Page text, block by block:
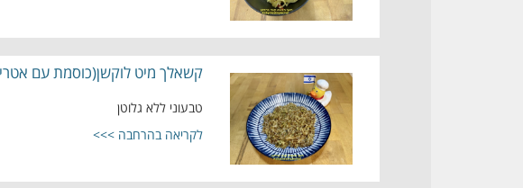
קשאלך מיט לוקשן(כוסמת עם
טבעוני ללא גלוטן
לקריאה בהרחבה >>>